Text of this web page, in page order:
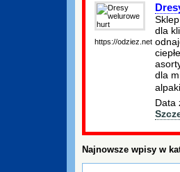
https://odziez.net
dla
dla
Data
Najnowsze wpisy w